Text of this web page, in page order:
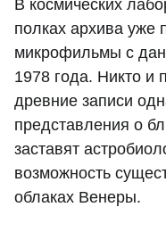
В космических
полках архива уже
микрофильмы с
1978 года. Никто и
древние записи
представления о
заставят
возможность
облаках Венеры.